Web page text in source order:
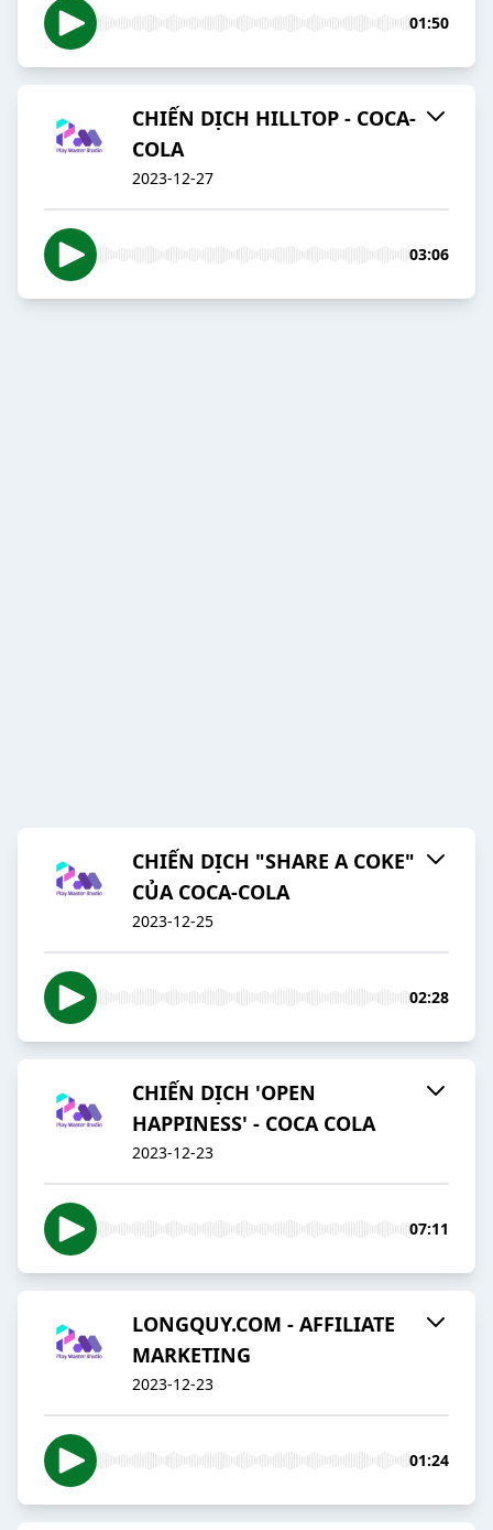
01:50
CHIẾN DỊCH HILLTOP - COCA-
COLA
2023-12-27
03:06
CHIẾN DỊCH "SHARE A COKE"
CỦA COCA-COLA
2023-12-25
02:28
CHIẾN DỊCH 'OPEN
HAPPINESS' - COCA COLA
2023-12-23
07:11
LONGQUY.COM - AFFILIATE
MARKETING
2023-12-23
01:24